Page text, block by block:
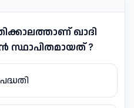
ഖാദി
സ്ഥാപിതമായത് ?